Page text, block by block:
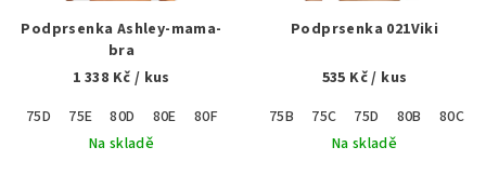
Podprsenka Ashley-mama-
bra
1 338 Kč / kus
75D
75E 80D 80E 80F 85D 70D 70E 70F
75F
Na skladě
Podprsenka 021Viki
535 Kč/ kus
75B
75C 75D 80B 80C
Na skladě